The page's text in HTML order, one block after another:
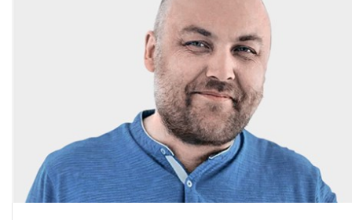
Одноклассниках